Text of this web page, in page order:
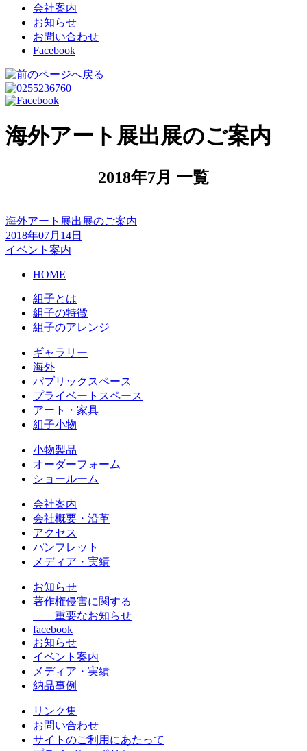
会社案内
お知らせ
お問い合わせ
Facebook
海外アート展出展のご案内
2018年7月 一覧
海外アート展出展のご案内
2018年07月14日
イベント案内
HOME
組子とは
組子の特徴
組子のアレンジ
ギャラリー
海外
パブリックスペース
プライベートスペース
アート・家具
組子小物
小物製品
オーダーフォーム
ショールーム
会社案内
会社概要・沿革
アクセス
パンフレット
メディア・実績
お知らせ
著作権侵害に関する
重要なお知らせ
facebook
お知らせ
イベント案内
メディア・実績
納品事例
リンク集
お問い合わせ
サイトのご利用にあたって